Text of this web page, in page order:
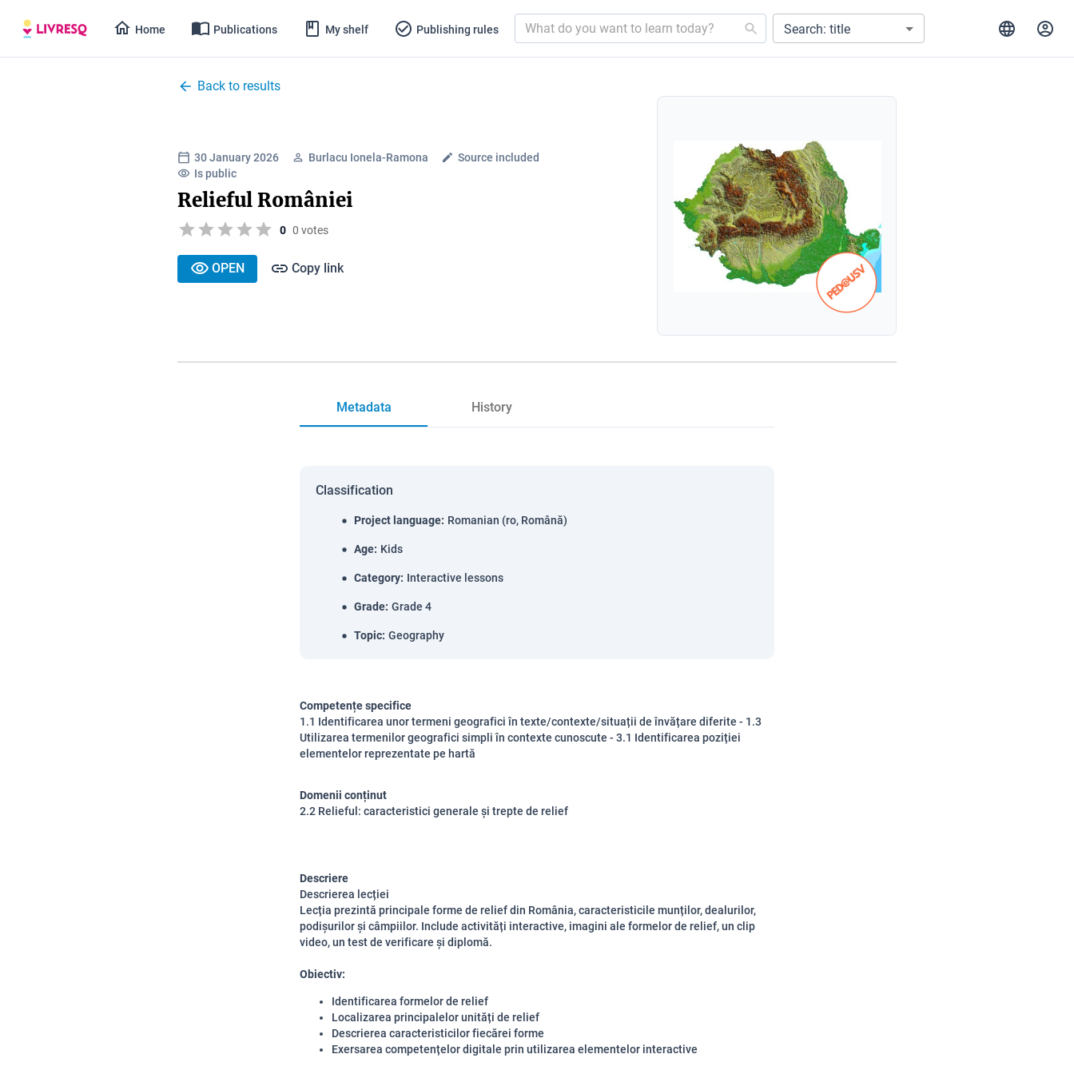
Home Publications My shelf Publishing rules Search: title
Back to results
30 January 2026 Burlacu Ionela-Ramona
Source included
Is public
Relieful României
0 0 votes
OPEN Copy link
Metadata History
Classification
Project language: Romanian (ro, Română)
Age: Kids
Category: Interactive lessons
Grade: Grade 4
Topic: Geography
Competențe specifice
1.1 Identificarea unor termeni geografici în texte/contexte/situații de învățare diferite - 1.3
Utilizarea termenilor geografici simpli în contexte cunoscute - 3.1 Identificarea poziției
elementelor reprezentate pe hartă
Domenii conținut
2.2 Relieful: caracteristici generale și trepte de relief
Descriere
Descrierea lecției
Lecția prezintă principale forme de relief din România, caracteristicile munților, dealurilor,
podișurilor și câmpiilor. Include activități interactive, imagini ale formelor de relief, un clip
video, un test de verificare și diplomă.
Obiectiv:
Identificarea formelor de relief
Localizarea principalelor unități de relief
Descrierea caracteristicilor fiecărei forme
Exersarea competențelor digitale prin utilizarea elementelor interactive